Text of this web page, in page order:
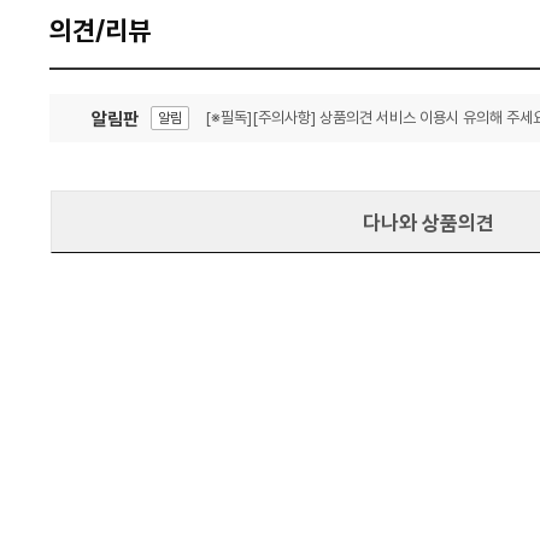
의견/리뷰
알림판 알림 [※필독][주의사항] 상품의견 서비스 이용시 유의해 주세
다나와 상품의견